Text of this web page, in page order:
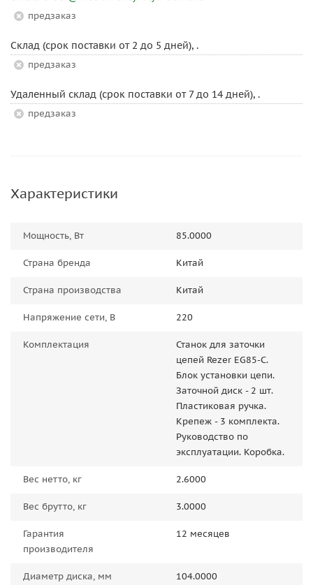
Предзаказ
Склад (срок поставки от 2 до 5 дней), .
Предзаказ
Удаленный склад (срок поставки от 7 до 14 дней), .
Предзаказ
Характеристики
Мощность, Вт 85.0000
Страна бренда Китай
Страна производства Китай
Напряжение сети, В 220
Комплектация
Станок для заточки
цепей Rezer EG85-C.
Блок установки цепи.
Заточной диск - 2 шт.
Пластиковая ручка.
Крепеж - 3 комплекта.
Руководство по
эксплуатации. Коробка.
Вес нетто, кг 2.6000
Вес брутто, кг 3.0000
Гарантия
производителя
12 месяцев
Диаметр диска, мм 104.0000